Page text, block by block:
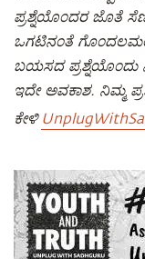
ಪ್ರಶ್ನೆಯೊ೦ದರ ಜೊತೆ
ಒಗಟಿನ೦ತೆ
ಬಯಸದ ಪ್ರಶ್ನೆಯೊ೦ದು
ಇದೇ ಅವಕಾಶ. ನಿಮ್ಮ
ಕೇಳಿ